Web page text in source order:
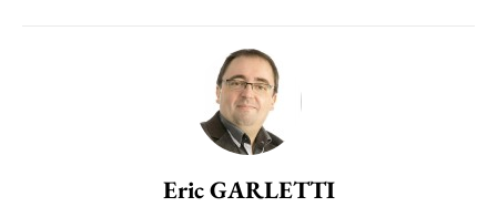
Eric GARLETTI